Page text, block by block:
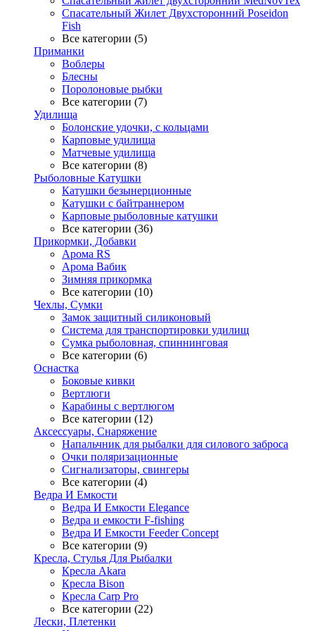
Спасательный Жилет Двухсторонний Poseidon
Fish
Все категории (5)
Приманки
Воблеры
Блесны
Поролоновые рыбки
Все категории (7)
Удилища
Болонские удочки, с кольцами
Карповые удилища
Матчевые удилища
Все категории (8)
Рыболовные Катушки
Катушки безынерционные
Катушки с байтраннером
Карповые рыболовные катушки
Все категории (36)
Прикормки, Добавки
Арома RS
Арома Вабик
Зимняя прикормка
Все категории (10)
Чехлы, Сумки
Замок защитный силиконовый
Система для транспортировки удилищ
Сумка рыболовная, спиннинговая
Все категории (6)
Оснастка
Боковые кивки
Вертлюги
Карабины с вертлюгом
Все категории (12)
Аксессуары, Снаряжение
Напальчник для рыбалки для силового заброса
Очки поляризационные
Сигнализаторы, свингеры
Все категории (4)
Ведра И Емкости
Ведра И Емкости Elegance
Ведра и емкости F-fishing
Ведра И Емкости Feeder Concept
Все категории (9)
Кресла, Стулья Для Рыбалки
Кресла Akara
Кресла Bison
Кресла Carp Pro
Все категории (22)
Лески, Плетенки